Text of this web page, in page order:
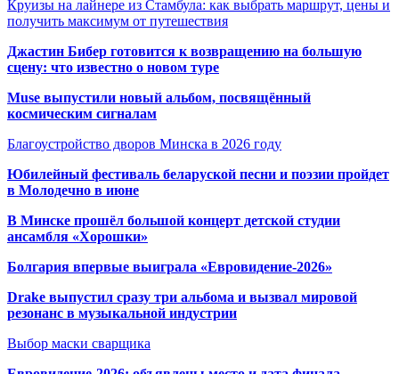
Круизы на лайнере из Стамбула: как выбрать маршрут, цены и
получить максимум от путешествия
Джастин Бибер готовится к возвращению на большую
сцену: что известно о новом туре
Muse выпустили новый альбом, посвящённый
космическим сигналам
Благоустройство дворов Минска в 2026 году
Юбилейный фестиваль беларуской песни и поэзии пройдет
в Молодечно в июне
В Минске прошёл большой концерт детской студии
ансамбля «Хорошки»
Болгария впервые выиграла «Евровидение-2026»
Drake выпустил сразу три альбома и вызвал мировой
резонанс в музыкальной индустрии
Выбор маски сварщика